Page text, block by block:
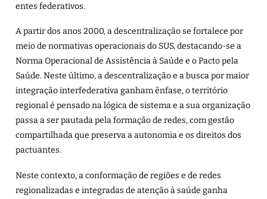
entes federativos.
A partir dos anos 2000, a descentralização se fortalece por
meio de normativas operacionais do SUS, destacando-se a
Norma Operacional de Assistência à Saúde e o Pacto pela
Saúde. Neste último, a descentralização e a busca por maior
integração interfederativa ganham ênfase, o território
regional é pensado na lógica de sistema e a sua organização
passa a ser pautada pela formação de redes, com gestão
compartilhada que preserva a autonomia e os direitos dos
pactuantes.
Neste contexto, a conformação de regiões e de redes
regionalizadas e integradas de atenção à saúde ganha